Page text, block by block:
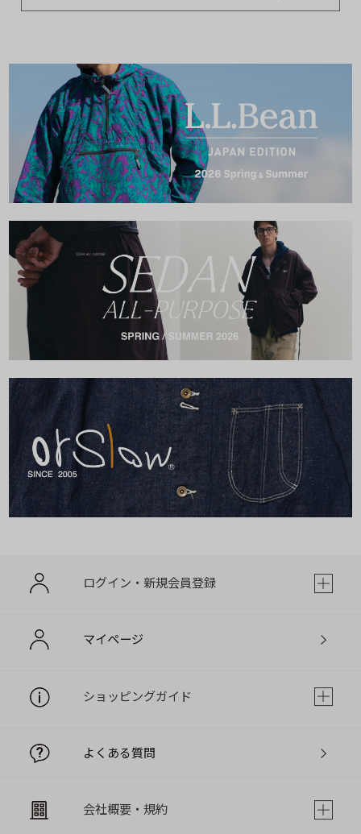
ログイン・新規会員登録
マイページ
ショッピングガイド
よくある質問
会社概要・規約